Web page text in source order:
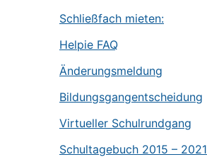
Schließfach mieten:
Helpie FAQ
Änderungsmeldung
Bildungsgangentscheidung
Virtueller Schulrundgang
Schultagebuch 2015 – 2021